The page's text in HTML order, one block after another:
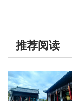
推荐阅读